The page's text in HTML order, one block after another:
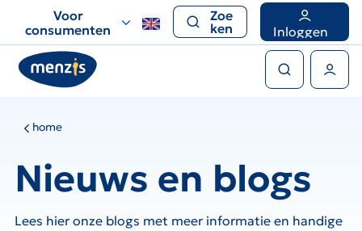
voor
snelle
navigatie
Voor
consumenten
Zoe
ken
Inloggen
home
Nieuws en blogs
Lees hier onze blogs met meer informatie en handige